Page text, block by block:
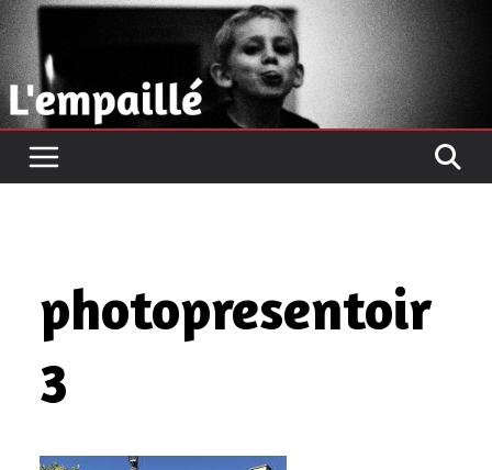
Passer
au
contenu
photopresentoir
3